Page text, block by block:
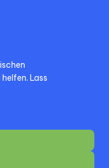
Lass